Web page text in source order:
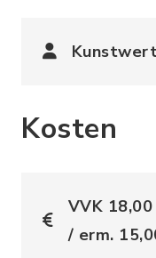
Kosten
VVK
/ erm.